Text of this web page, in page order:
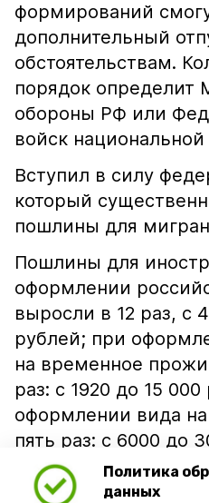
Политика
данных
формирований
дополнительный
обстоятельствам.
порядок определит
обороны РФ или
войск
Вступил в силу
который
пошлины для
Пошлины для
оформлении
выросли в 12 раз, с
рублей; при
на временное
раз: с 1920 до 15
оформлении вида
пять раз: с 6000 до
Также
выдачу разрешений